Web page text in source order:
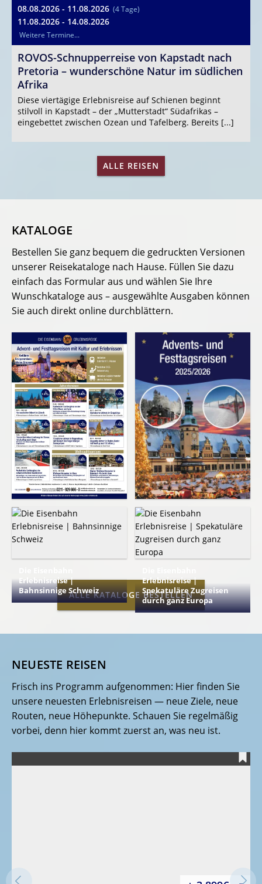
08.08.2026 - 11.08.2026 (4 Tage)
11.08.2026 - 14.08.2026
Weitere Termine...
ROVOS-Schnupperreise von Kapstadt nach
Pretoria – wunderschöne Natur im südlichen
Afrika
Diese viertägige Erlebnisreise auf Schienen beginnt
stilvoll in Kapstadt – der „Mutterstadt“ Südafrikas –
eingebettet zwischen Ozean und Tafelberg. Bereits [...]
ALLE REISEN
KATALOGE
Bestellen Sie ganz bequem die gedruckten Versionen
unserer Reisekataloge nach Hause. Füllen Sie dazu
einfach das Formular aus und wählen Sie Ihre
Wunschkataloge aus – ausgewählte Ausgaben können
Sie auch direkt online durchblättern.
Advent- und
und Erlebnissen 2026
Advent- und
Erlebnisreise |
Bahnsinnige Schweiz
Erlebnisreise |
Spekatuläre Zugreisen
durch ganz Europa
ALLE KATALOGE BESTELLEN
NEUESTE REISEN
Frisch ins Programm aufgenommen: Hier finden Sie
unsere neuesten Erlebnisreisen — neue Ziele, neue
Routen, neue Höhepunkte. Schauen Sie regelmäßig
vorbei, denn hier kommt zuerst an, was neu ist.